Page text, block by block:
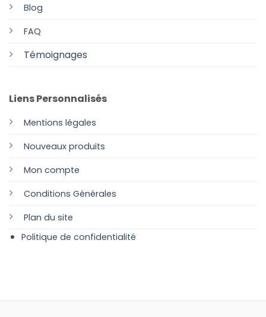
Blog
FAQ
Témoignages
Liens Personnalisés
Mentions légales
Nouveaux produits
Mon compte
Conditions Générales
Plan du site
Politique de confidentialité